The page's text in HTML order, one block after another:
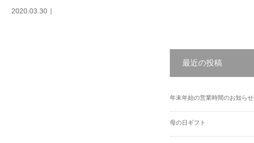
2020.03.30
最近の投稿
年末年始の営業時間のお知らせ
母の日ギフト